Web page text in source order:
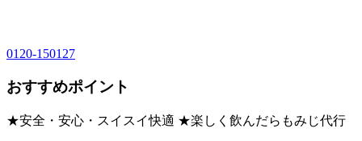
0120-150127
おすすめポイント
★安全・安心・スイスイ快適 ★楽しく飲んだらもみじ代行